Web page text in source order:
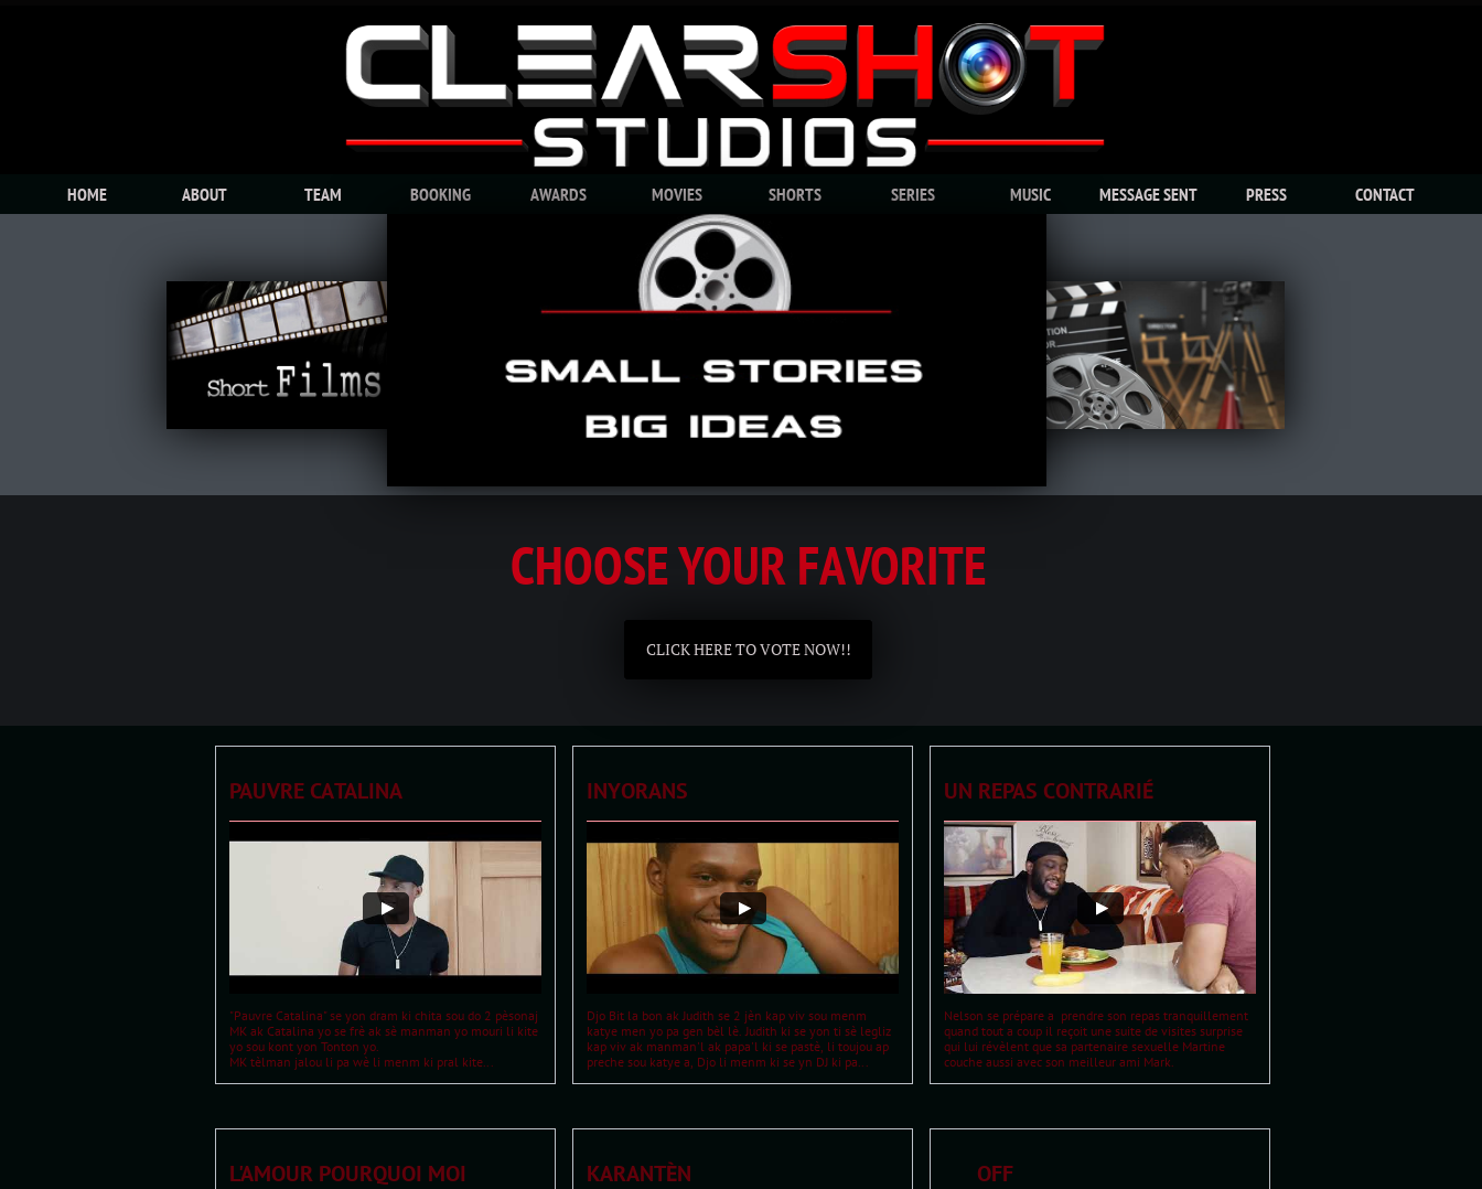
HOME ABOUT TEAM BOOKING AWARDS MOVIES SHORTS SERIES MUSIC MESSAGE SENT PRESS CONTACT
CHOOSE YOUR FAVORITE
CLICK HERE TO VOTE NOW!!
L'AMOUR POURQUOI MOI KARANTÈN
      OFF
PAUVRE CATALINA
"Pauvre Catalina" se yon dram ki chita sou do 2 pèsonaj
MK ak Catalina yo se frè ak sè manman yo mouri li kite
yo sou kont yon Tonton yo.
MK tèlman jalou li pa wè li menm ki pral kite...
INYORANS
Djo Bit la bon ak Judith se 2 jèn kap viv sou menm
katye men yo pa gen bèl lè. Judith ki se yon ti sè legliz
kap viv ak manman'l ak papa'l ki se pastè, li toujou ap
preche sou katye a, Djo li menm ki se yn DJ ki pa...
UN REPAS CONTRARIÉ
Nelson se prépare a  prendre son repas tranquillement
quand tout a coup il reçoit une suite de visites surprise
qui lui révèlent que sa partenaire sexuelle Martine
couche aussi avec son meilleur ami Mark.